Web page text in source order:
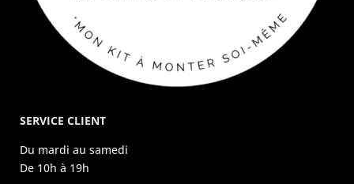
SERVICE CLIENT
Du mardi au samedi
De 10h à 19h